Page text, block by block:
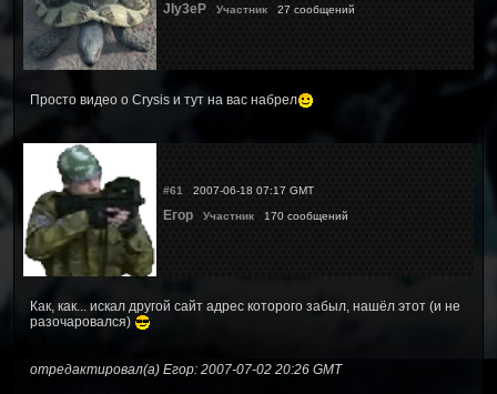
JIy3eP Участник 27 сообщений
Просто видео о Crysis и тут на вас набрел
#61 2007-06-18 07:17 GMT
Егор Участник 170 сообщений
Как, как... искал другой сайт адрес которого забыл, нашёл этот (и не
разочаровался)
отредактировал(а) Егор: 2007-07-02 20:26 GMT